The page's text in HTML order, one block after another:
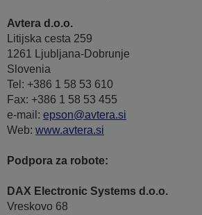
Avtera d.o.o.
Litijska cesta 259
1261 Ljubljana-Dobrunje
Slovenia
Tel: +386 1 58 53 610
Fax: +386 1 58 53 455
e-mail: epson@avtera.si
Web: www.avtera.si
Podpora za robote:
DAX Electronic Systems d.o.o.
Vreskovo 68